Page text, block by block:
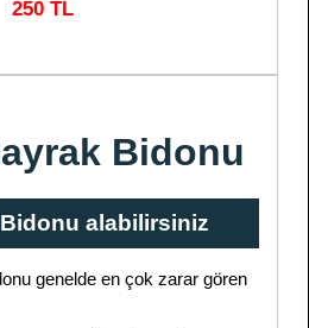
250 TL
Bidonu
alabilirsiniz
genelde en çok zarar gören